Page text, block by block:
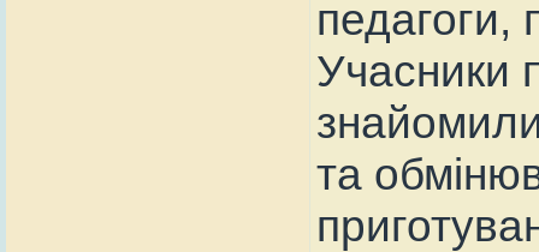
педагоги,
Учасники
та